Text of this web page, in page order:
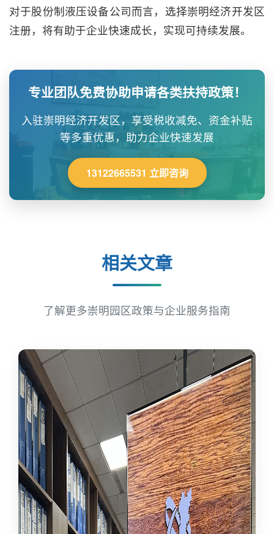
对于股份制液压设备公司而言，选择崇明经济开发区
注册，将有助于企业快速成长，实现可持续发展。
专业团队免费协助申请各类扶持政策！
入驻崇明经济开发区，享受税收减免、资金补贴
等多重优惠，助力企业快速发展
13122665531 立即咨询
相关文章
了解更多崇明园区政策与企业服务指南